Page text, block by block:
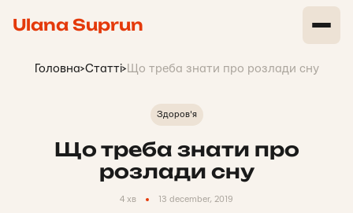
Ulana Suprun
Головна>Статті> Що треба знати про розлади сну
Здоров'я
Що треба знати про
розлади сну
4 хв 13 december, 2019